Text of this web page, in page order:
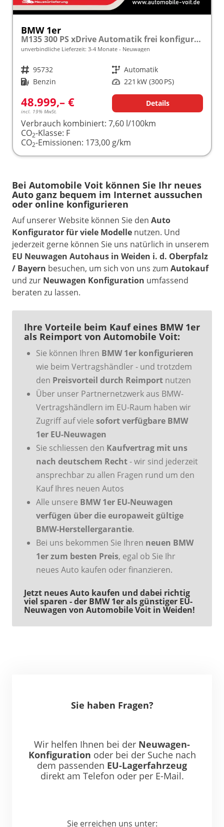
BMW 1er
M135 300 PS xDrive Automatik frei konfigurierbar!
unverbindliche Lieferzeit: 3-4 Monate Neuwagen
Fahrzeugnr. 95732 Getriebe Automatik
Kraftstoff Benzin Leistung 221 kW (300 PS)
48.999,– €
incl. 19% MwSt.
Details
Verbrauch kombiniert: 7,60 l/100km
CO2-Klasse: F
CO2-Emissionen: 173,00 g/km
Bei Automobile Voit können Sie Ihr neues
Auto ganz bequem im Internet aussuchen
oder online konfigurieren
Auf unserer Website können Sie den Auto
Konfigurator für viele Modelle nutzen. Und
jederzeit gerne können Sie uns natürlich in unserem
EU Neuwagen Autohaus in Weiden i. d. Oberpfalz
/ Bayern besuchen, um sich von uns zum Autokauf
und zur Neuwagen Konfiguration umfassend
beraten zu lassen.
Ihre Vorteile beim Kauf eines BMW 1er
als Reimport von Automobile Voit:
Sie können Ihren BMW 1er konfigurieren
wie beim Vertragshändler - und trotzdem
den Preisvorteil durch Reimport nutzen
Über unser Partnernetzwerk aus BMW-
Vertragshändlern im EU-Raum haben wir
Zugriff auf viele sofort verfügbare BMW
1er EU-Neuwagen
Sie schliessen den Kaufvertrag mit uns
nach deutschem Recht- wir sind jederzeit
ansprechbar zu allen Fragen rund um den
Kauf Ihres neuen Autos
Alle unsere BMW 1er EU-Neuwagen
verfügen über die europaweit gültige
BMW-Herstellergarantie.
Bei uns bekommen Sie Ihren neuen BMW
1er zum besten Preis, egal ob Sie Ihr
neues Auto kaufen oder finanzieren.
Jetzt neues Auto kaufen und dabei richtig
viel sparen - der BMW 1er als günstiger EU-
Neuwagen von Automobile Voit in Weiden!
Sie haben Fragen?
Wir helfen Ihnen bei der Neuwagen-
Konfiguration oder bei der Suche nach
dem passenden EU-Lagerfahrzeug
direkt am Telefon oder per E-Mail.
Sie erreichen uns unter: